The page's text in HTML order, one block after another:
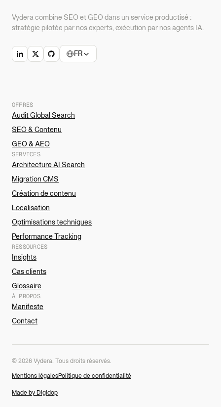
Vydera combine SEO et GEO dans un service productisé :
stratégie pilotée par nos experts, exécution par nos agents IA.
FR
OFFRES
Audit Global Search
SEO & Contenu
GEO & AEO
SERVICES
Architecture AI Search
Migration CMS
Création de contenu
Localisation
Optimisations techniques
Performance Tracking
RESSOURCES
Insights
Cas clients
Glossaire
À PROPOS
Manifeste
Contact
© 2026 Vydera. Tous droits réservés.
Mentions légalesPolitique de confidentialité
Made by Digidop